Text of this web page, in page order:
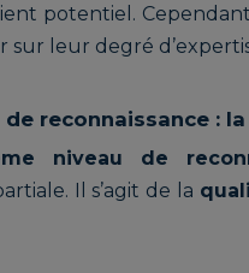
potentiel.
sur leur degré
reconnaissance :
niveau de
Il s’agit de la